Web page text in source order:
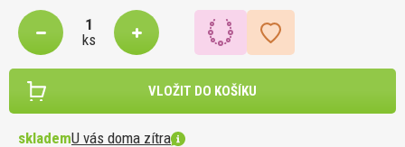
ks
VLOŽIT DO KOŠÍKU
sklademU vás doma zítra